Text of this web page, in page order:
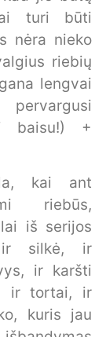
turi būti
nėra nieko
riebių
lengvai
baisu!) +
kai ant
riebūs,
iš serijos
ir silkė, ir
ir karšti
ir tortai, ir
kuris jau